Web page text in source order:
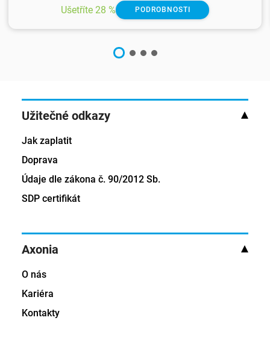
Ušetříte 28 % PODROBNOSTI
Axonia
O nás
Kariéra
Kontakty
Užitečné odkazy
Jak zaplatit
Doprava
Údaje dle zákona č. 90/2012 Sb.
SDP certifikát